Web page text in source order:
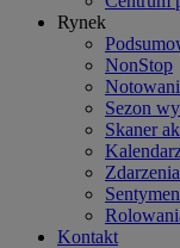
Rynek
NonStop
Sezon
Skaner
Kontakt